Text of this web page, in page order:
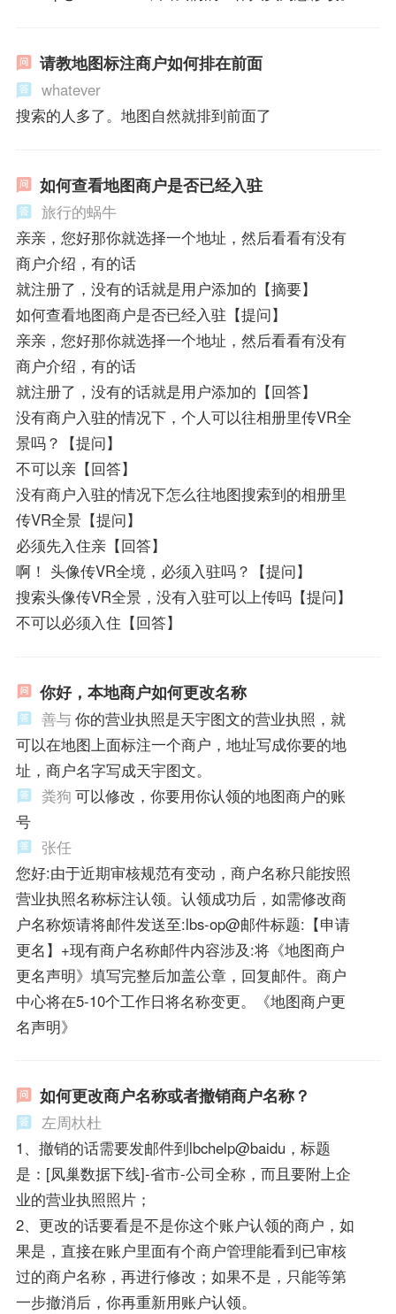
请教地图标注商户如何排在前面
whatever
搜索的人多了。地图自然就排到前面了
如何查看地图商户是否已经入驻
旅行的蜗牛
亲亲，您好那你就选择一个地址，然后看看有没有
商户介绍，有的话
就注册了，没有的话就是用户添加的【摘要】
如何查看地图商户是否已经入驻【提问】
亲亲，您好那你就选择一个地址，然后看看有没有
商户介绍，有的话
就注册了，没有的话就是用户添加的【回答】
没有商户入驻的情况下，个人可以往相册里传VR全
景吗？【提问】
不可以亲【回答】
没有商户入驻的情况下怎么往地图搜索到的相册里
传VR全景【提问】
必须先入住亲【回答】
啊！ 头像传VR全境，必须入驻吗？【提问】
搜索头像传VR全景，没有入驻可以上传吗【提问】
不可以必须入住【回答】
你好，本地商户如何更改名称
善与你的营业执照是天宇图文的营业执照，就
可以在地图上面标注一个商户，地址写成你要的地
址，商户名字写成天宇图文。
粪狗 可以修改，你要用你认领的地图商户的账
号
张任
您好:由于近期审核规范有变动，商户名称只能按照
营业执照名称标注认领。认领成功后，如需修改商
户名称烦请将邮件发送至:lbs-op@邮件标题:【申请
更名】+现有商户名称邮件内容涉及:将《地图商户
更名声明》填写完整后加盖公章，回复邮件。商户
中心将在5-10个工作日将名称变更。《地图商户更
名声明》
如何更改商户名称或者撤销商户名称？
左周杕杜
1、撤销的话需要发邮件到lbchelp@baidu，标题
是：[凤巢数据下线]-省市-公司全称，而且要附上企
业的营业执照照片；
2、更改的话要看是不是你这个账户认领的商户，如
果是，直接在账户里面有个商户管理能看到已审核
过的商户名称，再进行修改；如果不是，只能等第
一步撤消后，你再重新用账户认领。